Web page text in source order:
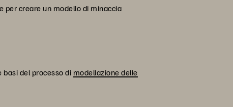
per creare un modello di minaccia
basi del processo di modellazione delle